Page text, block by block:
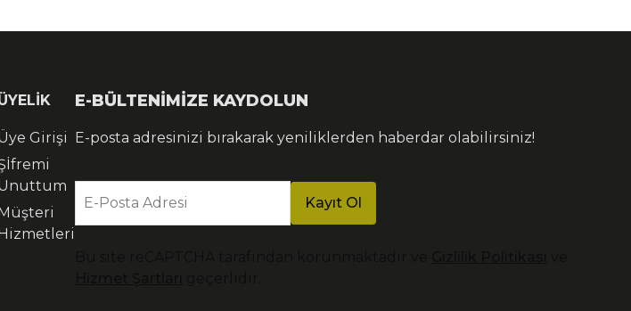
Girişi
E-BÜLTENİMİZE KAYDOLUN
E-posta adresinizi bırakarak yeniliklerden haberdar olabilirsiniz!
E-Posta Adresi Kayıt Ol